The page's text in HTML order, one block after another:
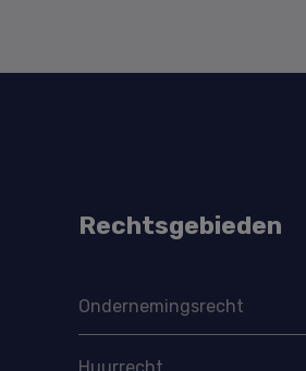
Rechtsgebieden
Ondernemings­recht
Huurrecht